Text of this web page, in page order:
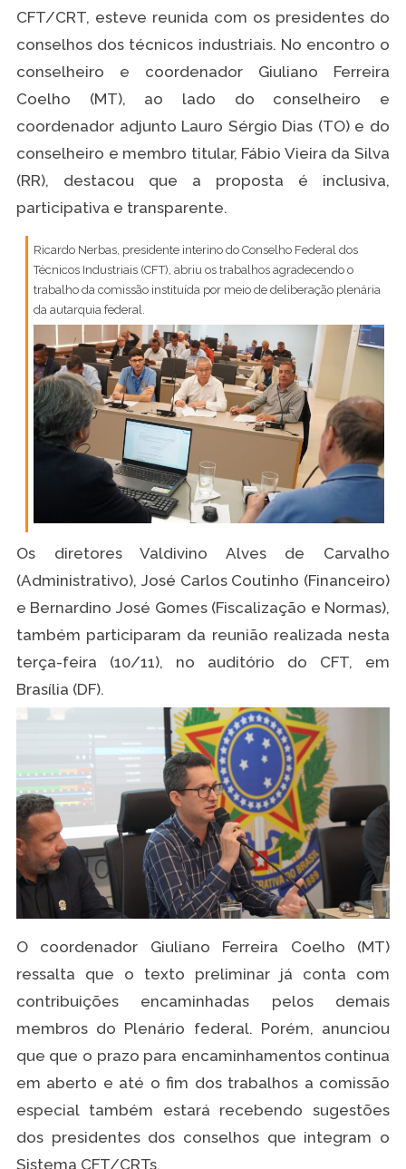
CFT/CRT, esteve reunida com os presidentes do
conselhos dos técnicos industriais. No encontro o
conselheiro e coordenador Giuliano Ferreira
Coelho (MT), ao lado do conselheiro e
coordenador adjunto Lauro Sérgio Dias (TO) e do
conselheiro e membro titular, Fábio Vieira da Silva
(RR), destacou que a proposta é inclusiva,
participativa e transparente.
Ricardo Nerbas, presidente interino do Conselho Federal dos
Técnicos Industriais (CFT), abriu os trabalhos agradecendo o
trabalho da comissão instituída por meio de deliberação plenária
da autarquia federal.
Os diretores Valdivino Alves de Carvalho
(Administrativo), José Carlos Coutinho (Financeiro)
e Bernardino José Gomes (Fiscalização e Normas),
também participaram da reunião realizada nesta
terça-feira (10/11), no auditório do CFT, em
Brasília (DF).
O coordenador Giuliano Ferreira Coelho (MT)
ressalta que o texto preliminar já conta com
contribuições encaminhadas pelos demais
membros do Plenário federal. Porém, anunciou
que que o prazo para encaminhamentos continua
em aberto e até o fim dos trabalhos a comissão
especial também estará recebendo sugestões
dos presidentes dos conselhos que integram o
Sistema CFT/CRTs.